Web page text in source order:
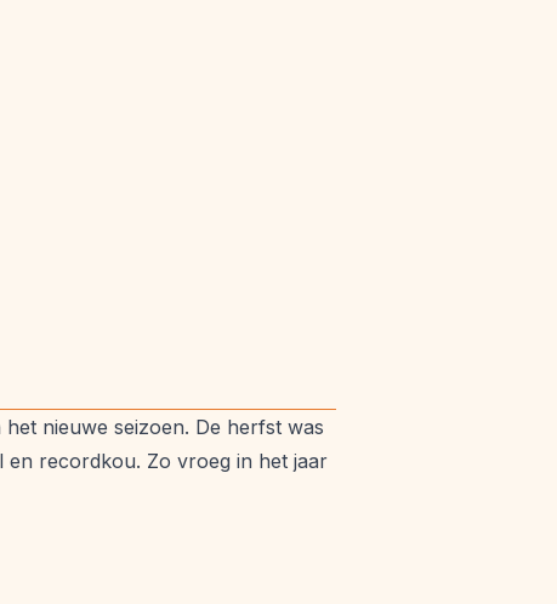
nieuwe seizoen. De herfst was
en recordkou. Zo vroeg in het jaar